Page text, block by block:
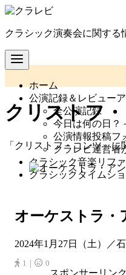
コ
テ
ン
ツ
移
クラシック演奏会に関する
ホーム
公演記録＆レビュー
全公演記録
今日は何の日？
公演情報投稿フ
クラレビ運営者
クラシック音楽リフ
クラシックタイムシ
クリストフ
「クリストフ・コンツ」
オーケストラ・
2024年1月27日（土）／
1｜ 0
スポンサーリンク